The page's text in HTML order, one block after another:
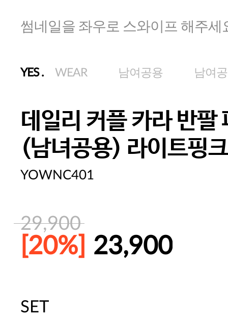
썸네일을 좌우로 스와이프 해주세
YES. WEAR 남여공용 남여
데일리 커플 카라 반팔
(남녀공용) 라이트핑크
YOWNC401
29,900
[20%] 23,900
주말특가 20%(8.7~8.9)/5만원 이
SET